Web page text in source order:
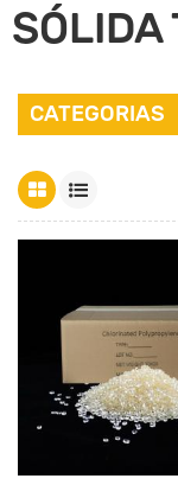
SÓLIDA
CATEGORIAS